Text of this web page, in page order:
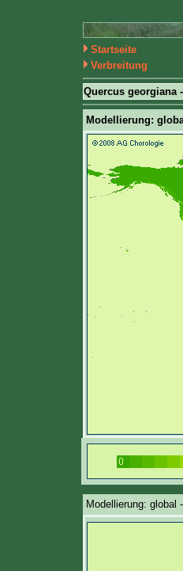
Startseite
Verbreitung
Quercus georgiana -
Modellierung:
Modellierung: global - I